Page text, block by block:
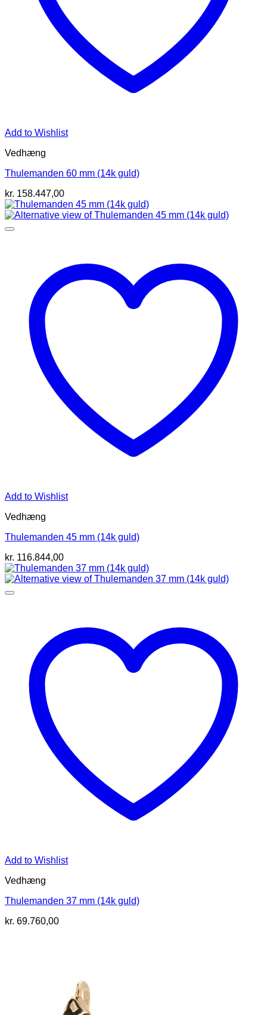
Add to Wishlist
Vedhæng
Thulemanden 60 mm (14k guld)
kr. 158.447,00
Add to Wishlist
Vedhæng
Thulemanden 45 mm (14k guld)
kr. 116.844,00
Add to Wishlist
Vedhæng
Thulemanden 37 mm (14k guld)
kr. 69.760,00